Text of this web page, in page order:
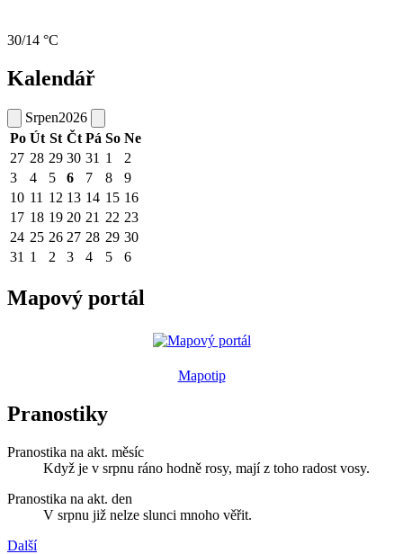
30/14 °C
Kalendář
Srpen2026
Po Út St Čt Pá So Ne
27 28 29 30 31 1
2
3
4 5 6 7 8
9
10 11 12 13 14 15 16
17 18 19 20 21 22 23
24 25 26 27 28 29 30
31 1 2 3 4 5 6
Mapový portál
Mapotip
Pranostiky
Pranostika na akt. měsíc
Když je v srpnu ráno hodně rosy, mají z toho radost vosy.
Pranostika na akt. den
V srpnu již nelze slunci mnoho věřit.
Další